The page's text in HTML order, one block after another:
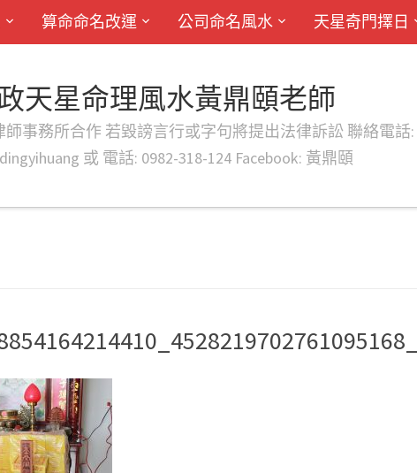
算命命名改運 公司命名風水 天星奇門擇日
天星命理風水黃鼎頤老師
事務所合作 若毀謗言行或字句將提出法律訴訟 聯絡電話:
或 電話: 0982-318-124 Facebook: 黃鼎頤